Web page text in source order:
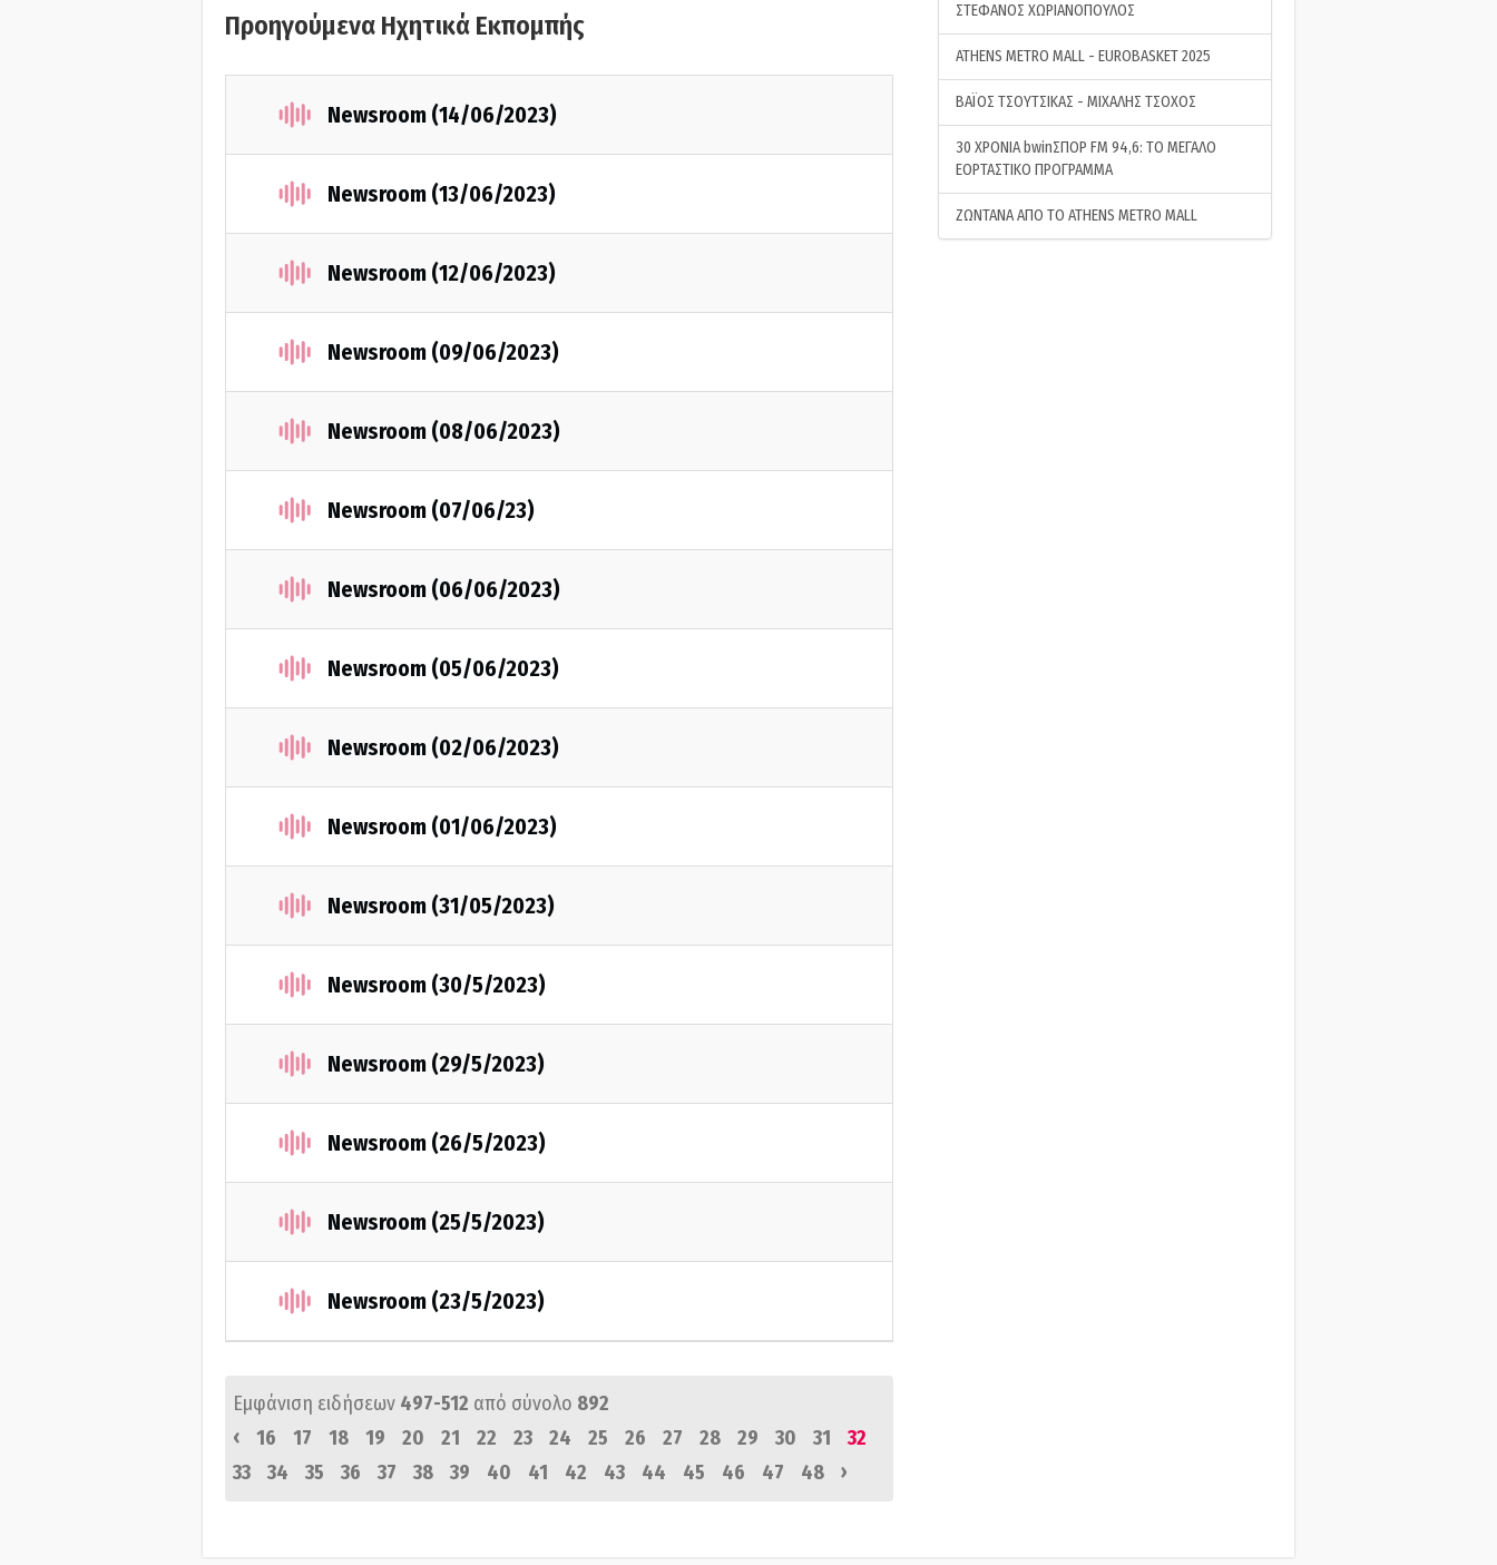
Προηγούμενα Ηχητικά Εκπομπής
Newsroom (14/06/2023)
Newsroom (13/06/2023)
Newsroom (12/06/2023)
Newsroom (09/06/2023)
Newsroom (08/06/2023)
Newsroom (07/06/23)
Newsroom (06/06/2023)
Newsroom (05/06/2023)
Newsroom (02/06/2023)
Newsroom (01/06/2023)
Newsroom (31/05/2023)
Newsroom (30/5/2023)
Newsroom (29/5/2023)
Newsroom (26/5/2023)
Newsroom (25/5/2023)
Newsroom (23/5/2023)
Εμφάνιση ειδήσεων 497-512 από σύνολο 892
‹
16 17 18 19 20 21 22 23 24 25 26 27 28 29 30 31
32
33
34 35 36 37 38 39 40 41 42 43 44 45 46 47 48 ›
ΣΤΕΦΑΝΟΣ ΧΩΡΙΑΝΟΠΟΥΛΟΣ
ATHENS METRO MALL - EUROBASKET 2025
ΒΑΪΟΣ ΤΣΟΥΤΣΙΚΑΣ - ΜΙΧΑΛΗΣ ΤΣΟΧΟΣ
30 ΧΡΟΝΙΑ bwinΣΠΟΡ FM 94,6: ΤΟ ΜΕΓΑΛΟ
ΕΟΡΤΑΣΤΙΚΟ ΠΡΟΓΡΑΜΜΑ
ΖΩΝΤΑΝΑ ΑΠΟ ΤΟ ATHENS METRO MALL